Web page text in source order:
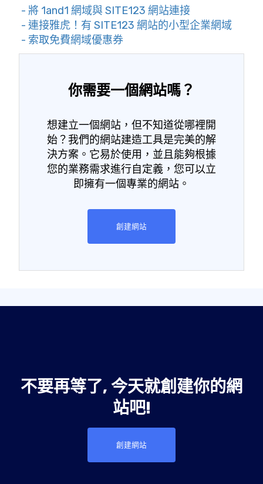
- 將 1and1 網域與 SITE123 網站連接
- 連接雅虎！有 SITE123 網站的小型企業網域
- 索取免費網域優惠券
你需要一個網站嗎？
想建立一個網站，但不知道從哪裡開
始？我們的網站建造工具是完美的解
決方案。它易於使用，並且能夠根據
您的業務需求進行自定義，您可以立
即擁有一個專業的網站。
創建網站
不要再等了, 今天就創建你的網
站吧!
創建網站